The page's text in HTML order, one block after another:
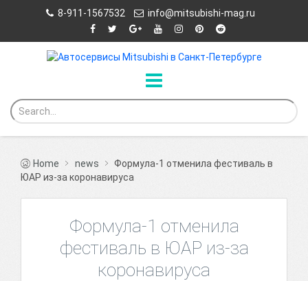
8-911-1567532 info@mitsubishi-mag.ru
Home news
Формула-1 отменила фестиваль в
ЮАР из-за коронавируса
Формула-1 отменила
фестиваль в ЮАР из-за
коронавируса